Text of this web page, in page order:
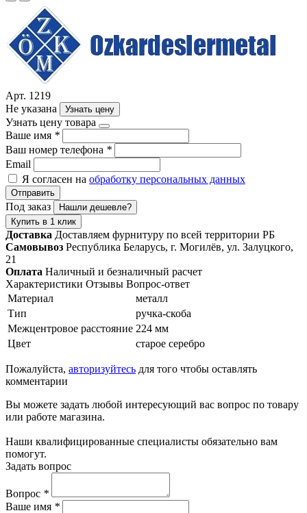
Арт. 1219
Не указана
Узнать цену
Узнать цену товара
Ваше имя *
Ваш номер телефона *
Email
Я согласен на обработку персональных данных
Отправить
Под заказ
Нашли дешевле?
Купить в 1 клик
Доставка Доставляем фурнитуру по всей территории РБ
Самовывоз Республика Беларусь, г. Могилёв, ул. Залуцкого,
21
Оплата Наличный и безналичный расчет
Характеристики Отзывы Вопрос-ответ
Материал
металл
Тип
ручка-скоба
Межцентровое расстояние 224 мм
Цвет
старое серебро
Пожалуйста, авторизуйтесь для того чтобы оставлять
комментарии
Вы можете задать любой интересующий вас вопрос по товару
или работе магазина.
Наши квалифицированные специалисты обязательно вам
помогут.
Задать вопрос
Вопрос *
Ваше имя *